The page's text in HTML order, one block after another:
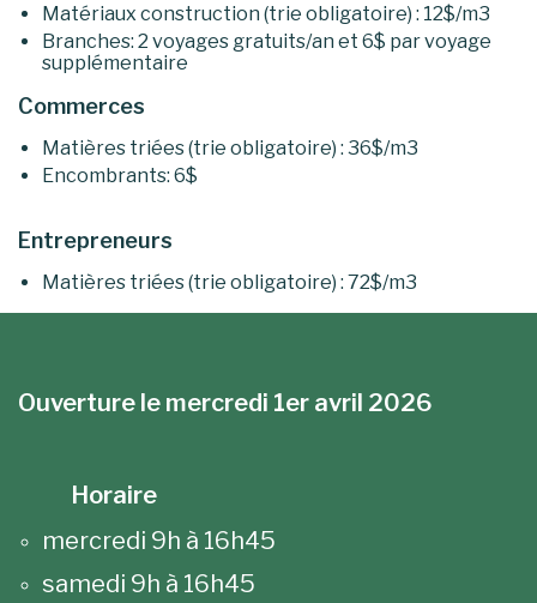
Matériaux construction (trie obligatoire) : 12$/m3
Branches: 2 voyages gratuits/an et 6$ par voyage
supplémentaire
Commerces
Matières triées (trie obligatoire) : 36$/m3
Encombrants: 6$
Entrepreneurs
Matières triées (trie obligatoire) : 72$/m3
Ouverture le mercredi 1er avril 2026
Horaire
mercredi 9h à 16h45
samedi 9h à 16h45